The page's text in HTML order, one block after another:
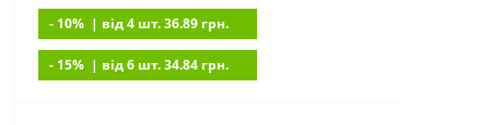
- 10% | вiд 4 шт. 36.89 грн.
- 15% | вiд 6 шт. 34.84 грн.